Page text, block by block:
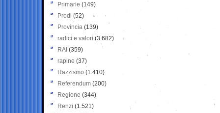
Primarie (149)
Prodi (52)
Provincia (139)
radici e valori (3.682)
RAI (359)
rapine (37)
Razzismo (1.410)
Referendum (200)
Regione (344)
Renzi (1.521)